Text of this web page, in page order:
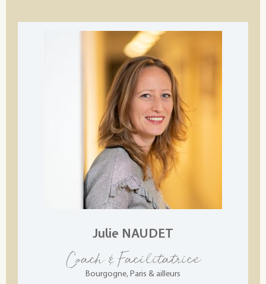
Julie NAUDET
Coach & Facilitatrice
Bourgogne, Paris & ailleurs